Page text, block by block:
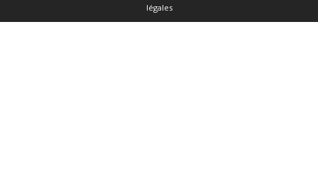
légales